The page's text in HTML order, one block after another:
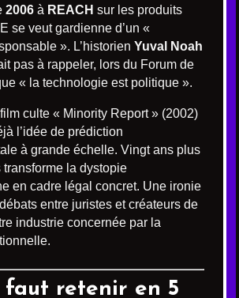
2006 à REACH sur les produits
se veut gardienne d’un «
». L’historien Yuval Noah
pas à rappeler, lors du Forum de
« la technologie est politique ».
culte « Minority Report » (2002)
l’idée de prédiction
à grande échelle. Vingt ans plus
la dystopie
en cadre légal concret. Une ironie
entre juristes et créateurs de
industrie concernée par la
faut retenir en 5